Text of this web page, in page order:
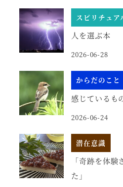
スピリチュア
人を選ぶ本
2026-06-28
からだのこと
感じているも
2026-06-24
潜在意識
「奇跡を体
た」